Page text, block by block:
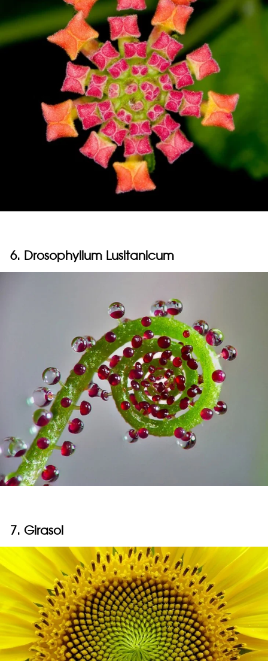
6. Drosophyllum Lusitanicum
7. Girasol